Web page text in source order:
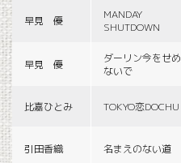
早見 優
MANDAY
SHUTDOWN
早見 優
ダーリン今をせめ
ないで
比嘉ひとみ TOKYO恋DOCHU
引田香織 名まえのない道